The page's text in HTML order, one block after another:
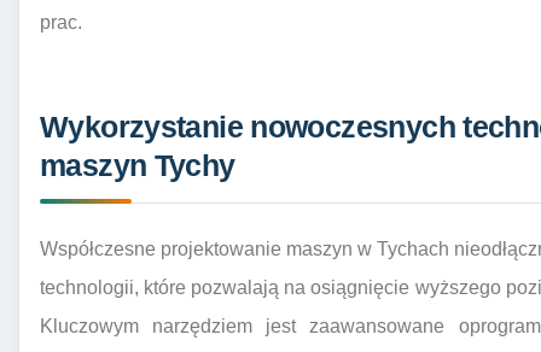
prac.
Wykorzystanie nowoczesnych
maszyn Tychy
Współczesne projektowanie maszyn w Tychach
technologii, które pozwalają na osiągnięcie wyższego
Kluczowym narzędziem jest zaawansowane